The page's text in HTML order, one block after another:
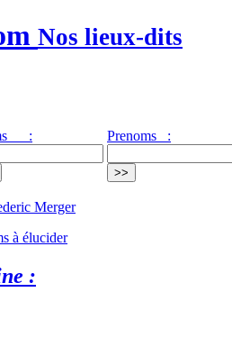
Nos lieux-dits
: Prenoms :
Merger
à élucider
: